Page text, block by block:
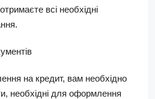
всі необхідні
на кредит, вам необхідно
необхідні для оформлення